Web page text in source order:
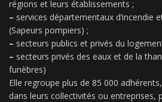
régions et leurs établissements ;
– services départementaux d’incendie
(Sapeurs pompiers) ;
– secteurs publics et privés du
– secteurs privés des eaux et de la
funèbres)
Elle regroupe plus de 85 000
dans leurs collectivités ou entreprises,